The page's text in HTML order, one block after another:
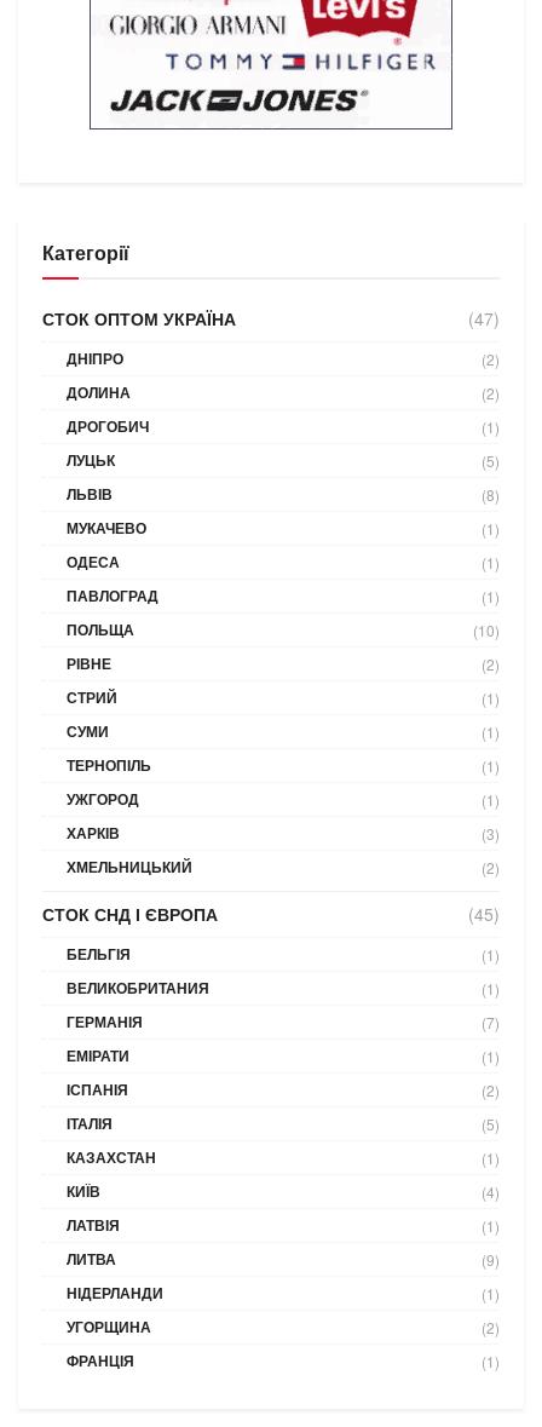
Категорії
СТОК ОПТОМ УКРАЇНА (47)
ДНІПРО (2)
ДОЛИНА (2)
ДРОГОБИЧ (1)
ЛУЦЬК (5)
ЛЬВІВ (8)
МУКАЧЕВО (1)
ОДЕСА (1)
ПАВЛОГРАД (1)
ПОЛЬЩА (10)
РІВНЕ (2)
СТРИЙ (1)
СУМИ (1)
ТЕРНОПІЛЬ (1)
УЖГОРОД (1)
ХАРКІВ (3)
ХМЕЛЬНИЦЬКИЙ (2)
СТОК СНД І ЄВРОПА (45)
БЕЛЬГІЯ (1)
ВЕЛИКОБРИТАНИЯ (1)
ГЕРМАНІЯ (7)
ЕМІРАТИ (1)
ІСПАНІЯ (2)
ІТАЛІЯ (5)
КАЗАХСТАН (1)
КИЇВ (4)
ЛАТВІЯ (1)
ЛИТВА (9)
НІДЕРЛАНДИ (1)
УГОРЩИНА (2)
ФРАНЦІЯ (1)